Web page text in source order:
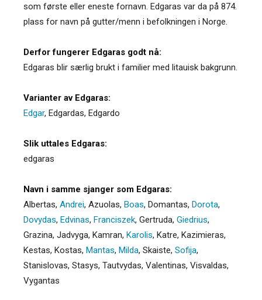
som første eller eneste fornavn. Edgaras var da på 874.
plass for navn på gutter/menn i befolkningen i Norge.
Derfor fungerer Edgaras godt nå:
Edgaras blir særlig brukt i familier med litauisk bakgrunn.
Varianter av Edgaras:
Edgar, Edgardas, Edgardo
Slik uttales Edgaras:
edgaras
Navn i samme sjanger som Edgaras:
Albertas, Andrei, Azuolas, Boas, Domantas, Dorota,
Dovydas, Edvinas, Franciszek, Gertruda, Giedrius,
Grazina, Jadvyga, Kamran, Karolis, Katre, Kazimieras,
Kestas, Kostas, Mantas, Milda, Skaiste, Sofija,
Stanislovas, Stasys, Tautvydas, Valentinas, Visvaldas,
Vygantas